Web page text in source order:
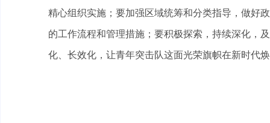
精心组织实施；要加强区域统筹和分类指导，做好
的工作流程和管理措施；要积极探索，持续深化，
化、长效化，让青年突击队这面光荣旗帜在新时代